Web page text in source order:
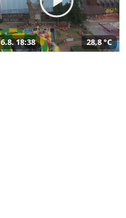
6.8. 18:38 28,8 °C